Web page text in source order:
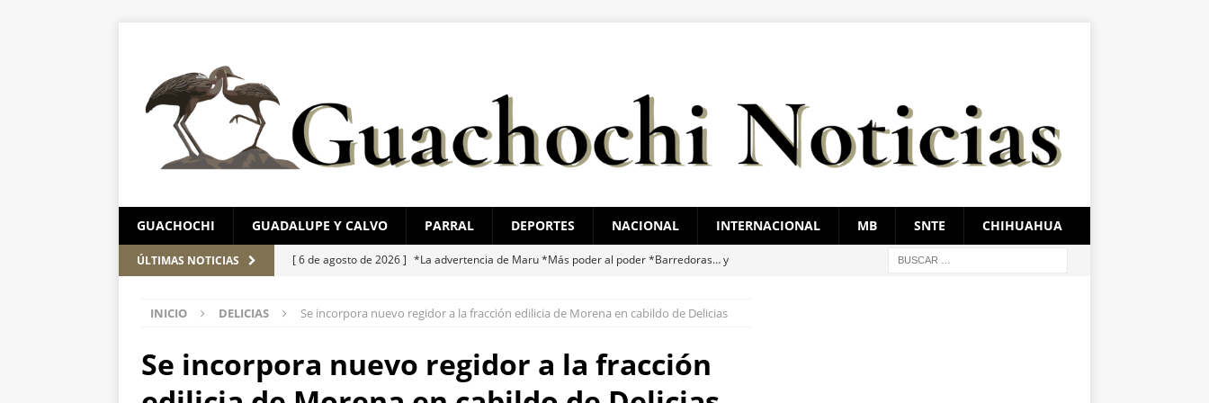
GUACHOCHI GUADALUPE Y CALVO PARRAL DEPORTES NACIONAL INTERNACIONAL MB SNTE CHIHUAHUA
ÚLTIMAS NOTICIAS [ 6 de agosto de 2026 ] *La advertencia de Maru *Más poder al poder *Barredoras… y
[ 6 de agosto de 2026 ] Marco Bonilla cumple: inaugura el Paso Superior de Fuerza
ESTATAL
Guadalupe y Calvo opera con 21 policías municipales;
INICIO DELICIAS Se incorpora nuevo regidor a la fracción edilicia de Morena en cabildo de Delicias
Se incorpora nuevo regidor a la fracción